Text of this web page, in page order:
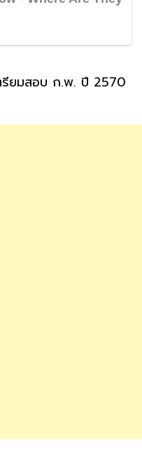
รียมสอบ ก.พ. ปี 2570